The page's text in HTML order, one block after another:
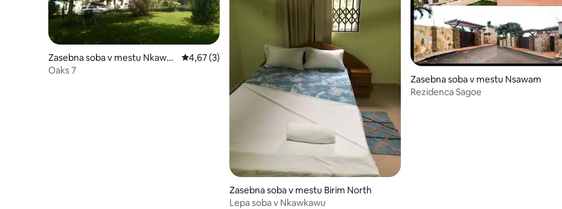
Zasebna soba v mestu Nkawka
w
Povprečna ocena: 4,67 od 5, št. mnenj: 3
4,67 (3)
Oaks 7
Zasebna soba v mestu Birim North
Lepa soba v Nkawkawu
Zasebna soba v mestu Nsawam
Rezidenca Sagoe